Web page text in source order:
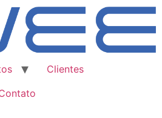
Clientes